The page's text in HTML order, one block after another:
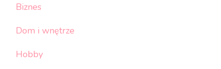
Biznes
Dom i wnętrze
Hobby